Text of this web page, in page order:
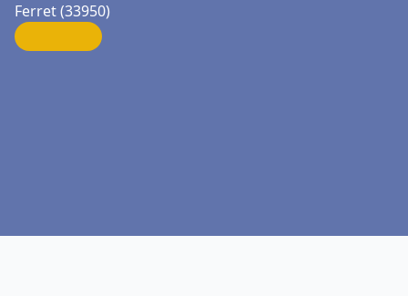
Ferret (33950)